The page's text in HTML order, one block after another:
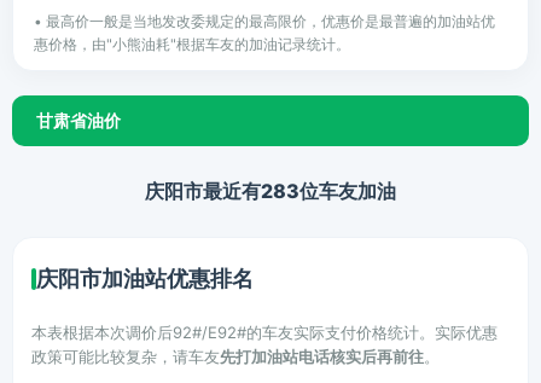
• 最高价一般是当地发改委规定的最高限价，优惠价是最普遍的加油站优
惠价格，由"小熊油耗"根据车友的加油记录统计。
甘肃省油价
庆阳市最近有283位车友加油
庆阳市加油站优惠排名
本表根据本次调价后92#/E92#的车友实际支付价格统计。实际优惠
政策可能比较复杂，请车友先打加油站电话核实后再前往。